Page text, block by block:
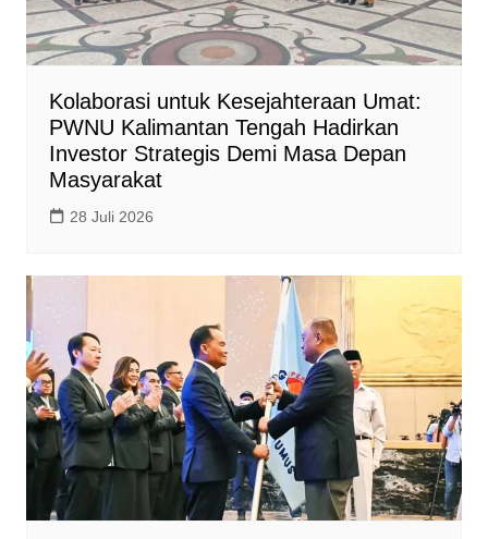
Kolaborasi untuk Kesejahteraan Umat:
PWNU Kalimantan Tengah Hadirkan
Investor Strategis Demi Masa Depan
Masyarakat
28 Juli 2026